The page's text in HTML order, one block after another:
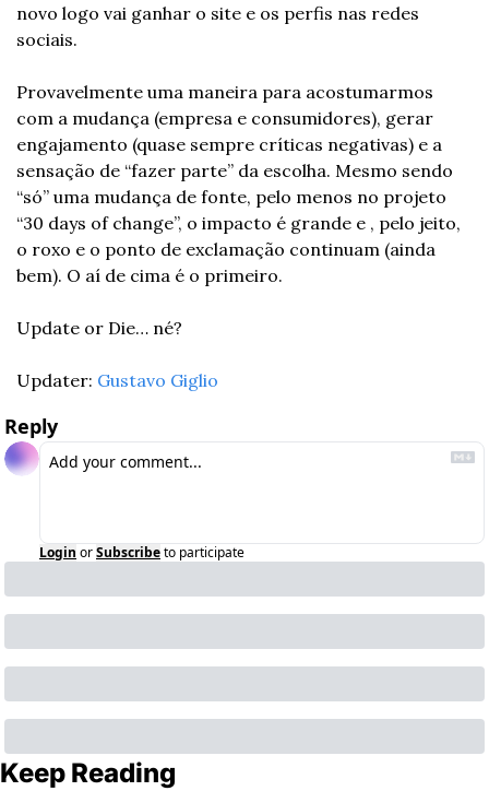
novo logo vai ganhar o site e os perfis nas redes
sociais.
Provavelmente uma maneira para acostumarmos
com a mudança (empresa e consumidores), gerar
engajamento (quase sempre críticas negativas) e a
sensação de “fazer parte” da escolha. Mesmo sendo
“só” uma mudança de fonte, pelo menos no projeto
“30 days of change”, o impacto é grande e , pelo jeito,
o roxo e o ponto de exclamação continuam (ainda
bem). O aí de cima é o primeiro.
Update or Die… né?
Updater: Gustavo Giglio
Reply
Login orSubscribeto participate
Keep Reading